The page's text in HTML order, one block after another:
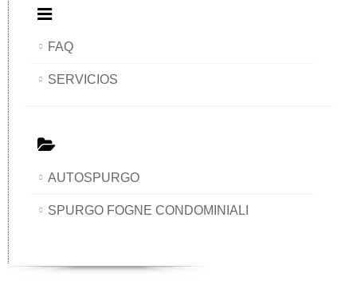
FAQ
SERVICIOS
AUTOSPURGO
SPURGO FOGNE CONDOMINIALI